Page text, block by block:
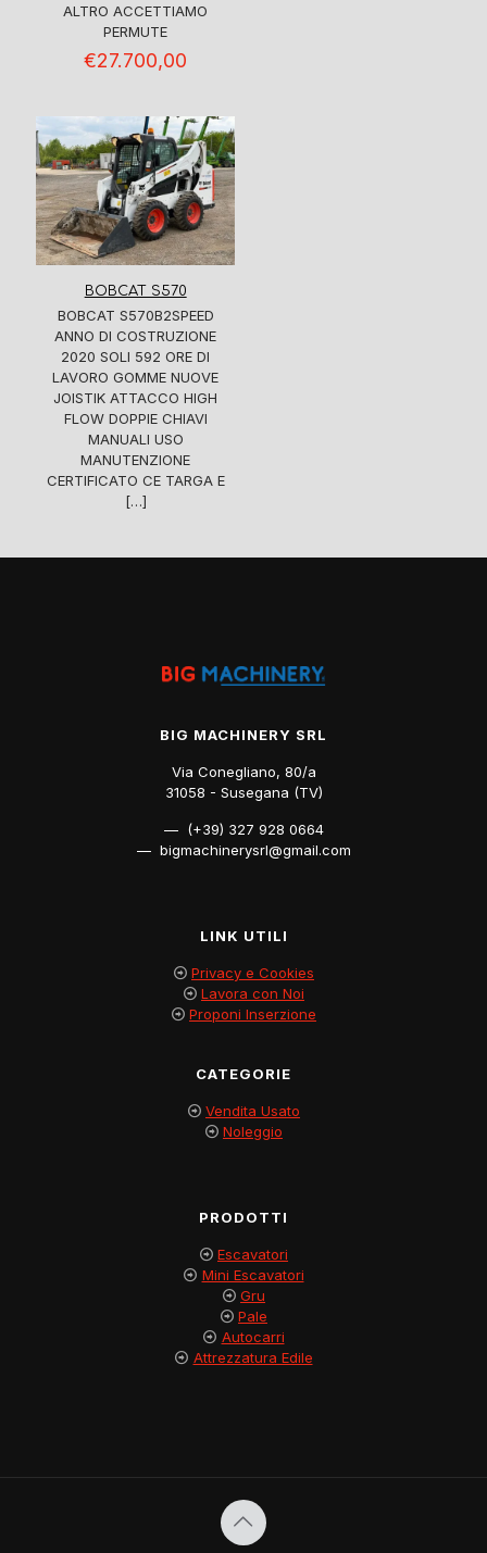
ALTRO ACCETTIAMO
PERMUTE
€27.700,00
BOBCAT S570
BOBCAT S570B2SPEED
ANNO DI COSTRUZIONE
2020 SOLI 592 ORE DI
LAVORO GOMME NUOVE
JOISTIK ATTACCO HIGH
FLOW DOPPIE CHIAVI
MANUALI USO
MANUTENZIONE
CERTIFICATO CE TARGA E
[…]
BIG MACHINERY SRL
Via Conegliano, 80/a
31058 - Susegana (TV)
— (+39) 327 928 0664
— bigmachinerysrl@gmail.com
LINK UTILI
Privacy e Cookies
Lavora con Noi
Proponi Inserzione
CATEGORIE
Vendita Usato
Noleggio
PRODOTTI
Escavatori
Mini Escavatori
Gru
Pale
Autocarri
Attrezzatura Edile